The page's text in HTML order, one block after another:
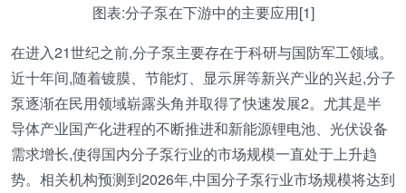
图表:分子泵在下游中的主要应用[1]
在进入21世纪之前,分子泵主要存在于科研与国防军工领域。
近十年间,随着镀膜、节能灯、显示屏等新兴产业的兴起,分子
泵逐渐在民用领域崭露头角并取得了快速发展2。尤其是半
导体产业国产化进程的不断推进和新能源锂电池、光伏设备
需求增长,使得国内分子泵行业的市场规模一直处于上升趋
势。相关机构预测到2026年,中国分子泵行业市场规模将达到